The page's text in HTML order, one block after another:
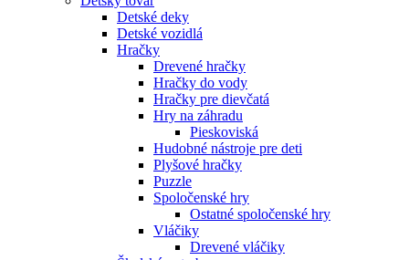
Detské deky
Detské vozidlá
Hračky
Drevené hračky
Hračky do vody
Hračky pre dievčatá
Hry na záhradu
Pieskoviská
Hudobné nástroje pre deti
Plyšové hračky
Puzzle
Spoločenské hry
Ostatné spoločenské hry
Vláčiky
Drevené vláčiky